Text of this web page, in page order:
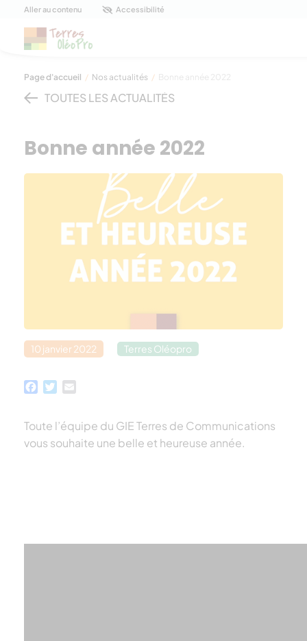
Panneau de gestion des cookies
Aller au contenu Accessibilité
Page d'accueil / Nos actualités / Bonne année 2022
TOUTES LES ACTUALITÉS
Bonne année 2022
10 janvier 2022 Terres Oléopro
Facebook
Twitter
Toute l’équipe du GIE Terres de Communications
vous souhaite une belle et heureuse année.